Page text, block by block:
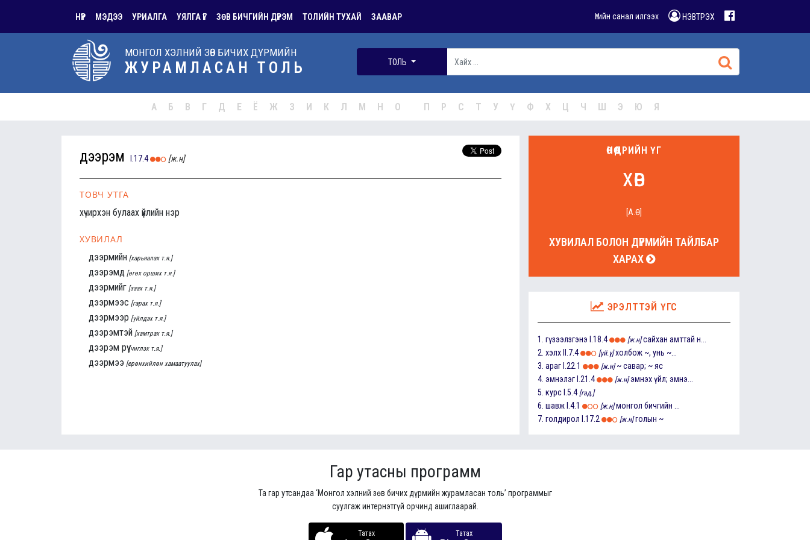
НҮҮР МЭДЭЭ УРИАЛГА УЯЛГА ҮГ ЗӨВ БИЧГИЙН ДҮРЭМ ТОЛИЙН ТУХАЙ ЗААВАР Үгийн санал илгээх НЭВТРЭХ
МОНГОЛ ХЭЛНИЙ ЗӨВ БИЧИХ ДҮРМИЙН
ЖУРАМЛАСАН ТОЛЬ ТОЛЬ
А Б В Г Д Е Ё Ж З И К Л М Н О П Р С Т У Ү Ф Х Ц Ч Ш Э Ю Я
дээрэм I.17.4 [ж.н]
ТОВЧ УТГА
хүчирхэн булаах үйлийн нэр
ХУВИЛАЛ
дээрмийн [харьяалах т.я.]
дээрэмд [өгөх орших т.я.]
дээрмийг [заах т.я.]
дээрмээс [гарах т.я.]
дээрмээр [үйлдэх т.я.]
дээрэмтэй [хамтрах т.я.]
дээрэм рүү [чиглэх т.я.]
дээрмээ [ерөнхийлөн хамаатуулах]
ӨНӨӨДРИЙН ҮГ
хөв
[А.Ө]
ХУВИЛАЛ БОЛОН ДҮРМИЙН ТАЙЛБАР
ХАРАХ
ЭРЭЛТТЭЙ ҮГС
1. гүзээлзгэнэ I.18.4 [ж.н] сайхан амттай н...
2. хэлх II.7.4 [үй.ү] холбож ~, унь ~...
3. араг I.22.1 [ж.н] ~ савар; ~ яс
4. эмнэлэг I.21.4 [ж.н] эмнэх үйл; эмнэ...
5. курс I.5.4 [гад.]
6. шавж I.4.1 [ж.н] монгол бичгийн ...
7. голдирол I.17.2 [ж.н] голын ~
Гар утасны программ
Та гар утсандаа ‘Монгол хэлний зөв бичих дүрмийн журамласан толь’ программыг
суулгаж интернэтгүй орчинд ашиглаарай.
Татах Татах